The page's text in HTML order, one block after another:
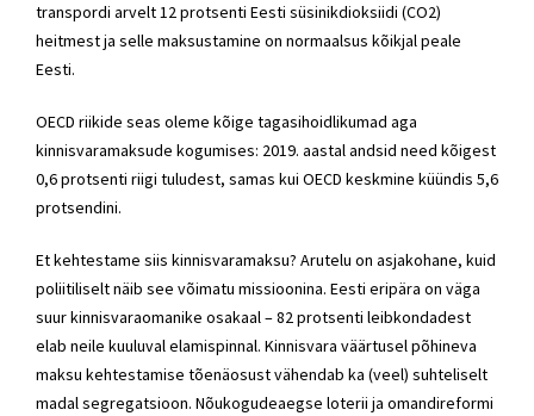
transpordi arvelt 12 protsenti Eesti süsinikdioksiidi (CO2)
heitmest ja selle maksustamine on normaalsus kõikjal peale
Eesti.
OECD riikide seas oleme kõige tagasihoidlikumad aga
kinnisvaramaksude kogumises: 2019. aastal andsid need kõigest
0,6 protsenti riigi tuludest, samas kui OECD keskmine küündis 5,6
protsendini.
Et kehtestame siis kinnisvaramaksu? Arutelu on asjakohane, kuid
poliitiliselt näib see võimatu missioonina. Eesti eripära on väga
suur kinnisvaraomanike osakaal – 82 protsenti leibkondadest
elab neile kuuluval elamispinnal. Kinnisvara väärtusel põhineva
maksu kehtestamise tõenäosust vähendab ka (veel) suhteliselt
madal segregatsioon. Nõukogudeaegse loterii ja omandireformi